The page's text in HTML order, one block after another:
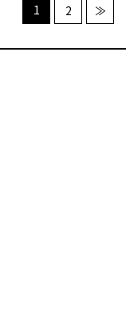
1 2 ≫